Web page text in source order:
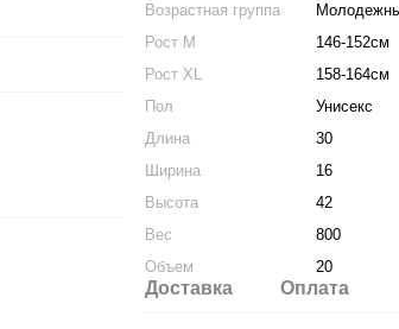
Возрастная группа
Рост M
146-152см
Рост XL
158-164см
Пол
Унисекс
Длина
30
Ширина
16
Высота
42
Вес
800
Объем
20
Доставка Оплата